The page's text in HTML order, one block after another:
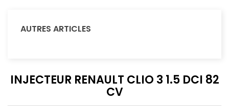
AUTRES ARTICLES
INJECTEUR RENAULT CLIO 3 1.5 DCI 82
CV